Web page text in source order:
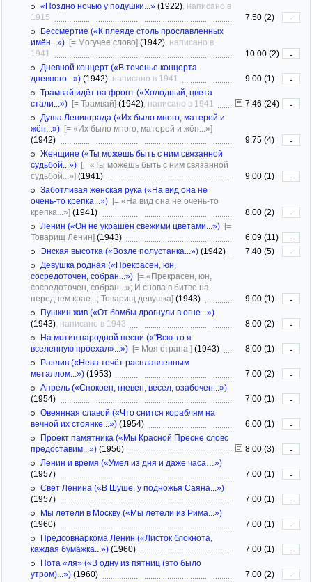
«Поздно ночью у подушки...» (1922) , написано в
1915
7.50 (2)
-
Бессмертие («К плеяде столь прославленных
имён...») [= Могучее слово] (1942) , написано в
1941
10.00 (2)
-
Дневной концерт («В теченье концерта
дневного...») (1942) , написано в 1941 9.00 (1)
-
Трамвай идёт на фронт («Холодный, цвета
стали...») [= Трамвай] (1942) , написано в 1941 7.46 (24)
-
Душа Ленинграда («Их было много, матерей и
жён...») [= «Их было много, матерей и жён...»]
(1942)
9.75 (4)
-
Женщине («Ты можешь быть с ним связанной
судьбой...») [= «Ты можешь быть с ним связанной
судьбой...»] (1941) 9.00 (1)
-
Заботливая женская рука («На вид она не
очень-то крепка...») [= «На вид она не очень-то
крепка...»] (1941) 8.00 (2)
-
Ленин («Он не украшен свежими цветами...») [=
Товарищ Ленин] (1943) 6.09 (11)
-
Энская высотка («Возле полустанка...») (1942) 7.40 (5)
-
Девушка родная («Прекрасен, юн,
сосредоточен, собран...») [= «Прекрасен, юн,
сосредоточен, собран...»; И снова в битве на
переднем крае...; Товарищ девушка] (1943) 9.00 (1)
-
Пушкин жив («От бомбы дрогнули в огне...»)
(1943) , написано в 1943 8.00 (2)
-
На мотив народной песни («"Всю-то я
вселенную проехал»...») [= Моя страна ] (1943) 8.00 (1)
-
Разлив («Нева течёт расплавленным
металлом...») (1953) 7.00 (2)
-
Апрель («Спокоен, гневен, весел, озабочен...»)
(1954)
7.00 (1)
-
Овеянная славой («Что снится кораблям на
вечной их стоянке...») (1954) 6.00 (1)
-
Проект памятника («Мы Красной Пресне слово
предоставим...») (1956) 8.00 (3)
-
Ленин и время («Умел из дня и даже часа…»)
(1957)
7.00 (1)
-
Свет Ленина («В Шуше, у подножья Саяна...»)
(1957)
7.00 (1)
-
Мы летели в Москву («Мы летели из Рима...»)
(1960)
7.00 (1)
-
Предсовнаркома Ленин («Листок блокнота,
каждая бумажка...») (1960) 7.00 (1)
-
Нота «ля» («В одну из пятниц (это было
утром)...») (1960) 7.00 (2)
-